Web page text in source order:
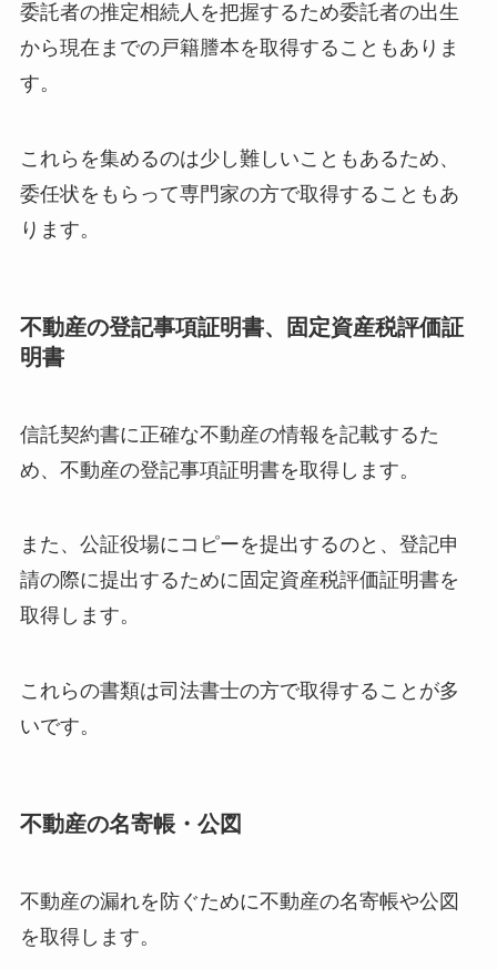
委託者の推定相続人を把握するため委託者の出生
から現在までの戸籍謄本を取得することもありま
す。
これらを集めるのは少し難しいこともあるため、
委任状をもらって専門家の方で取得することもあ
ります。
不動産の登記事項証明書、固定資産税評価証
明書
信託契約書に正確な不動産の情報を記載するた
め、不動産の登記事項証明書を取得します。
また、公証役場にコピーを提出するのと、登記申
請の際に提出するために固定資産税評価証明書を
取得します。
これらの書類は司法書士の方で取得することが多
いです。
不動産の名寄帳・公図
不動産の漏れを防ぐために不動産の名寄帳や公図
を取得します。